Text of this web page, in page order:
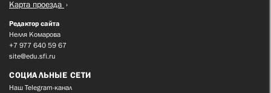
Карта проезда
Редактор сайта
Нелля Комарова
+7 977 640 59 67
site@edu.sfi.ru
СОЦИАЛЬНЫЕ СЕТИ
Наш Telegram-канал